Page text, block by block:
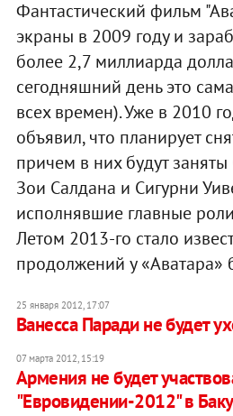
Фантастический фильм
экраны в 2009 году и
более 2,7 миллиарда
сегодняшний день это
всех времен). Уже в 2010
объявил, что планирует
причем в них будут заняты
Зои Салдана и Сигурни
исполнявшие главные
Летом 2013-го стало
продолжений у «Аватара»
25 января 2012, 17:07
Ванесса Паради не будет
07 марта 2012, 15:19
Армения не будет
"Евровидении-2012" в Баку